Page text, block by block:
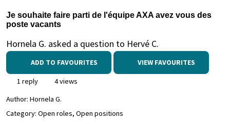
Je souhaite faire parti de l'équipe AXA avez vous des
poste vacants
Hornela G. asked a question to Hervé C.
ADD TO FAVOURITES VIEW FAVOURITES
1 reply
4 views
Author: Hornela G.
Category: Open roles, Open positions